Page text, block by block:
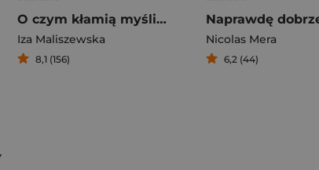
O czym kłamią myśli Jak przerwać cykl destrukcyjnego myślenia
Iza Maliszewska
8,1 (156)
Nicolas Mera
6,2 (44)